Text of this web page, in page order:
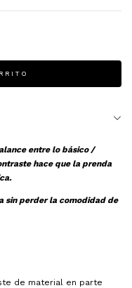
entre lo básico /
hace que la prenda
sin perder la comodidad de
de material en parte